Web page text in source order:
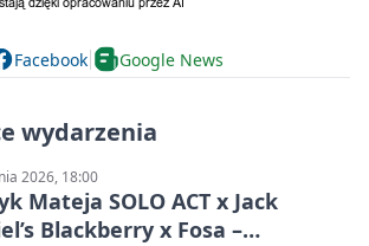
Facebook Google News
wydarzenia
2026, 18:00
Mateja SOLO ACT x Jack
Blackberry x Fosa –